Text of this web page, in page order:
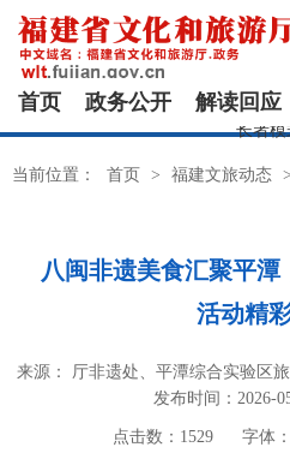
长者模
首页 政务公开 解读回应
当前位置： 首页 > 福建文旅动态 >
八闽非遗美食汇聚平
活动精
来源： 厅非遗处、平潭综合实验区
发布时间：2026-
点击数： 1529 字体：